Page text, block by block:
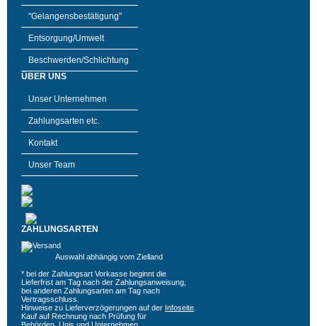
"Gelangensbestätigung"
Entsorgung/Umwelt
Beschwerden/Schlichtung
ÜBER UNS
Unser Unternehmen
Zahlungsarten etc.
Kontakt
Unser Team
ZAHLUNGSARTEN
Auswahl abhängig vom Zielland
* bei der Zahlungsart Vorkasse beginnt die
Lieferfrist am Tag nach der Zahlungsanweisung,
bei anderen Zahlungsarten am Tag nach
Vertragsschluss.
Hinweise zu Lieferverzögerungen auf der Infoseite
Kauf auf Rechnung nach Prüfung für